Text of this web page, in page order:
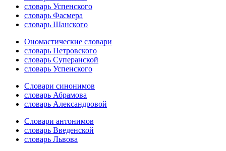
словарь Успенского
словарь Фасмера
словарь Шанского
Ономастические словари
словарь Петровского
словарь Суперанской
словарь Успенского
Словари синонимов
словарь Абрамова
словарь Александровой
Словари антонимов
словарь Введенской
словарь Львова